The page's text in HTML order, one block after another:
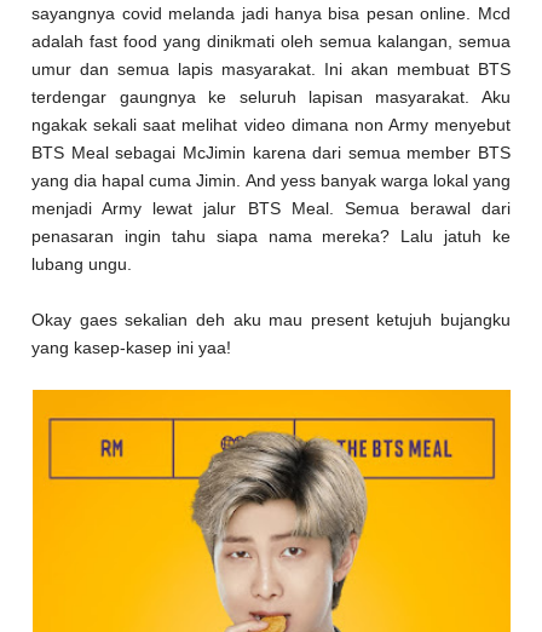
sayangnya covid melanda jadi hanya bisa pesan online. Mcd
adalah fast food yang dinikmati oleh semua kalangan, semua
umur dan semua lapis masyarakat. Ini akan membuat BTS
terdengar gaungnya ke seluruh lapisan masyarakat. Aku
ngakak sekali saat melihat video dimana non Army menyebut
BTS Meal sebagai McJimin karena dari semua member BTS
yang dia hapal cuma Jimin. And yess banyak warga lokal yang
menjadi Army lewat jalur BTS Meal. Semua berawal dari
penasaran ingin tahu siapa nama mereka? Lalu jatuh ke
lubang ungu.
Okay gaes sekalian deh aku mau present ketujuh bujangku
yang kasep-kasep ini yaa!